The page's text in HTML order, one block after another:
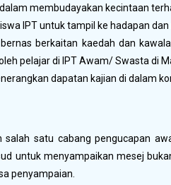
membudayakan kecintaan
IPT untuk tampil ke hadapan
berkaitan kaedah dan
pelajar di IPT Awam/ Swasta di
dapatan kajian di dalam
satu cabang pengucapan
untuk menyampaikan mesej
penyampaian.